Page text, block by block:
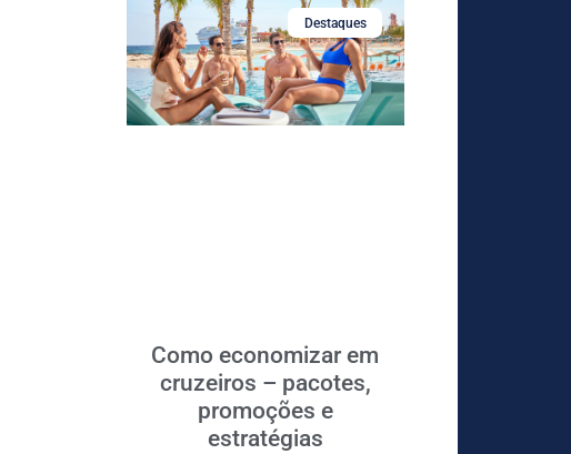
Destaques
Como economizar em
cruzeiros – pacotes,
promoções e
estratégias